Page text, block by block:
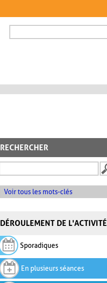
FORMULAIRE DE
RECHERCHER
Voir tous les mots-clés
DÉROULEMENT DE L'ACTIVITÉ
Sporadiques
En plusieurs séances